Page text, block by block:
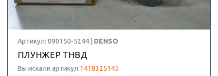
Артикул: 090150-5244 | DENSO
ПЛУНЖЕР ТНВД
Вы искали артикул 1418325145